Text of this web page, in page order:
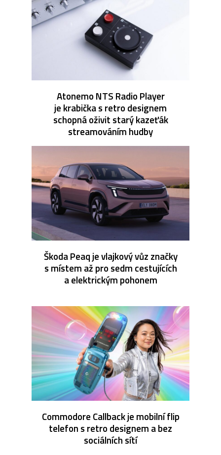
Atonemo NTS Radio Player
je krabička s retro designem
schopná oživit starý kazeťák
streamováním hudby
Škoda Peaq je vlajkový vůz značky
s místem až pro sedm cestujících
a elektrickým pohonem
Commodore Callback je mobilní flip
telefon s retro designem a bez
sociálních sítí